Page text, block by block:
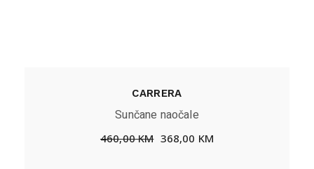
CARRERA
Sunčane naočale
460,00KM 368,00 KM